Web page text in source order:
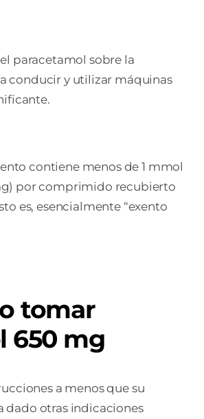
paracetamol sobre la
conducir y utilizar máquinas
contiene menos de 1 mmol
por comprimido recubierto
es, esencialmente “exento
tomar
650 mg
a menos que su
dado otras indicaciones